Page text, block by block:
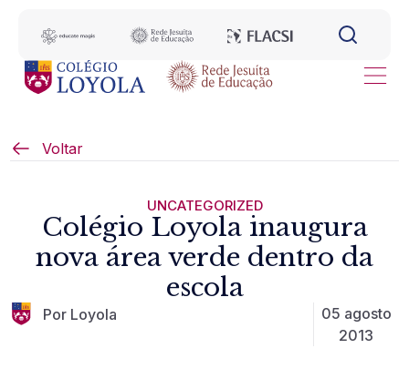
Voltar
UNCATEGORIZED
Colégio Loyola inaugura
nova área verde dentro da
escola
Por Loyola
05 agosto
2013